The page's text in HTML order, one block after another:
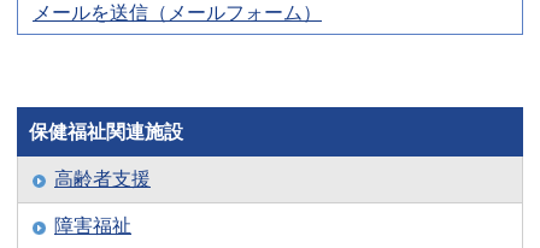
メールを送信（メールフォーム）
保健福祉関連施設
高齢者支援
障害福祉